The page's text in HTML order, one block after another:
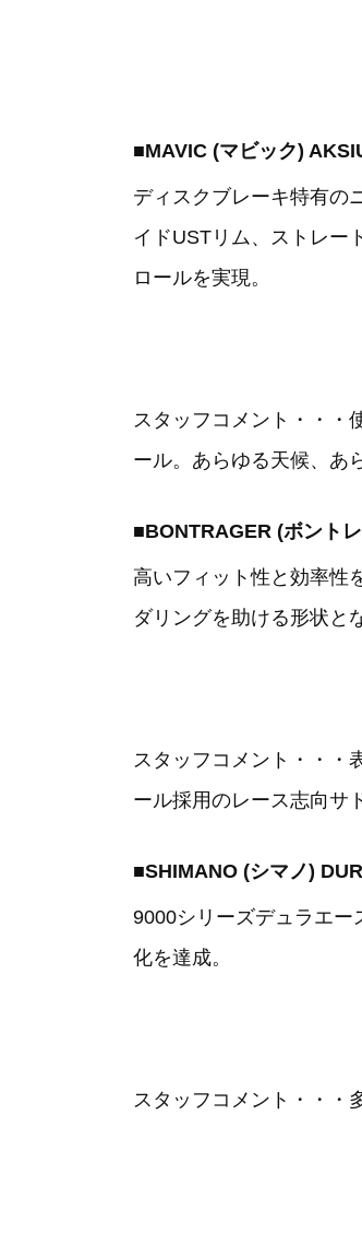
■MAVIC (マビック)
ディスクブレーキ特有の
イドUSTリム、ストレー
ロールを実現。
スタッフコメント・・・
ール。あらゆる天候、あ
■BONTRAGER (ボント
高いフィット性と効率性
ダリングを助ける形状と
スタッフコメント・・・
ール採用のレース志向サ
■SHIMANO (シマノ)
9000シリーズデュラエ
化を達成。
スタッフコメント・・・